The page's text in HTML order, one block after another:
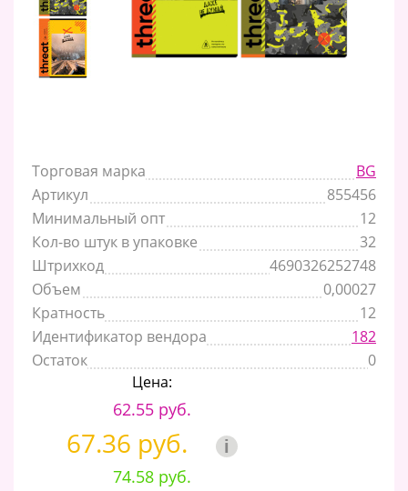
Торговая марка
BG
Артикул
855456
Минимальный опт
12
Кол-во штук в упаковке
32
Штрихкод
4690326252748
Объем
0,00027
Кратность
12
Идентификатор вендора
182
Остаток
0
Цена:
62.55 руб.
67.36 руб. i
74.58 руб.